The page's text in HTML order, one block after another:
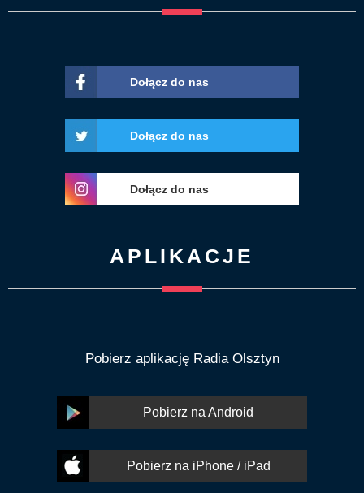
Dołącz do nas
Dołącz do nas
Dołącz do nas
APLIKACJE
Pobierz aplikację Radia Olsztyn
Pobierz na Android
Pobierz na iPhone / iPad